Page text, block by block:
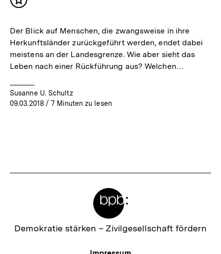
Inhalt
Der Blick auf Menschen, die zwangsweise in ihre
Herkunftsländer zurückgeführt werden, endet dabei
meistens an der Landesgrenze. Wie aber sieht das
Leben nach einer Rückführung aus? Welchen…
Susanne U. Schultz
09.03.2018/ 7 Minuten zu lesen
Zur
Demokratie stärken – Zivilgesellschaft fördern